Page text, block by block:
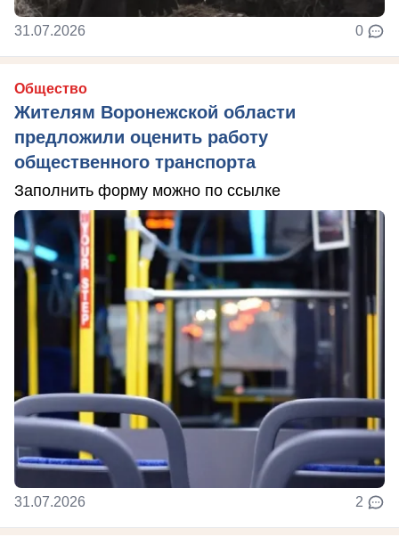
31.07.2026 0
Общество
Жителям Воронежской области
предложили оценить работу
общественного транспорта
Заполнить форму можно по ссылке
31.07.2026 2